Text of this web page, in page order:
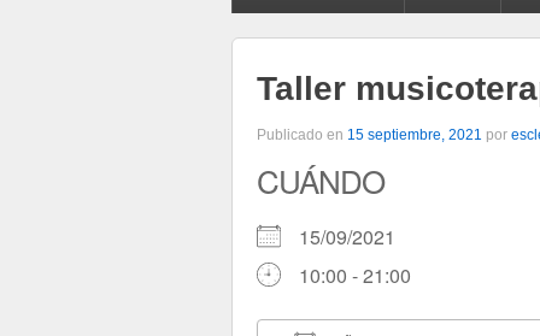
Taller
Publicado en 15 septiembre, 2021 por
CUÁNDO
15/09/2021
10:00 - 21:00